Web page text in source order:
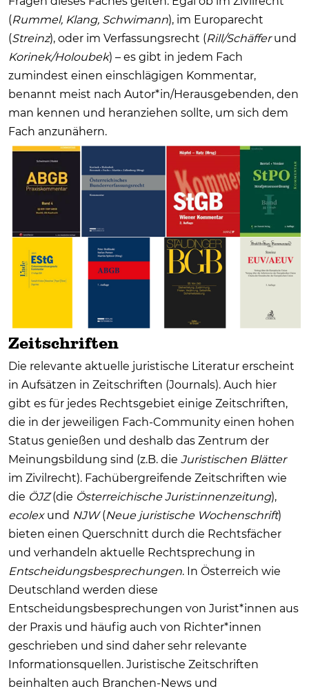
(Rummel, Klang, Schwimann), im Europarecht
(Streinz), oder im Verfassungsrecht (Rill/Schäfferund
Korinek/Holoubek) – es gibt in jedem Fach
zumindest einen einschlägigen Kommentar,
benannt meist nach Autor*in/Herausgebenden, den
man kennen und heranziehen sollte, um sich dem
Fach anzunähern.
Zeitschriften
Die relevante aktuelle juristische Literatur erscheint
in Aufsätzen in Zeitschriften (Journals). Auch hier
gibt es für jedes Rechtsgebiet einige Zeitschriften,
die in der jeweiligen Fach-Community einen hohen
Status genießen und deshalb das Zentrum der
Meinungsbildung sind (z.B. die Juristischen Blätter
im Zivilrecht). Fachübergreifende Zeitschriften wie
die ÖJZ(die Österreichische Jurist:innenzeitung),
ecolexund NJW(Neue juristische Wochenschrift)
bieten einen Querschnitt durch die Rechtsfächer
und verhandeln aktuelle Rechtsprechung in
Entscheidungsbesprechungen. In Österreich wie
Deutschland werden diese
Entscheidungsbesprechungen von Jurist*innen aus
der Praxis und häufig auch von Richter*innen
geschrieben und sind daher sehr relevante
Informationsquellen. Juristische Zeitschriften
beinhalten auch Branchen-News und